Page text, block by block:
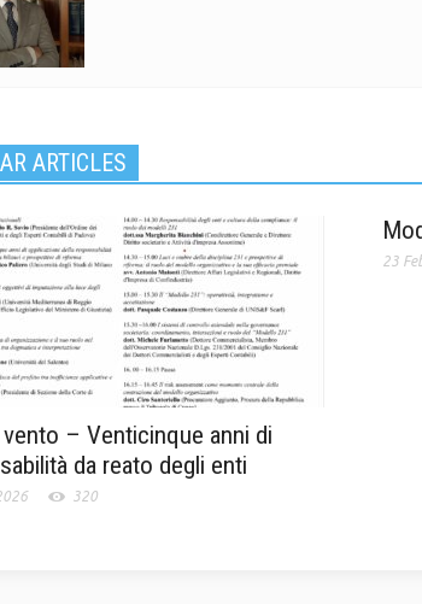
ARTICLES
– Venticinque anni di
da reato degli enti
320
23